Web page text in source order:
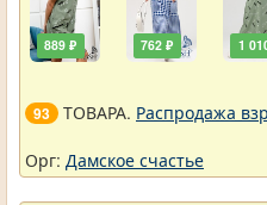
889 ₽ 762 ₽ 1
93 ТОВАРА. Распродажа
Орг: Дамское счастье